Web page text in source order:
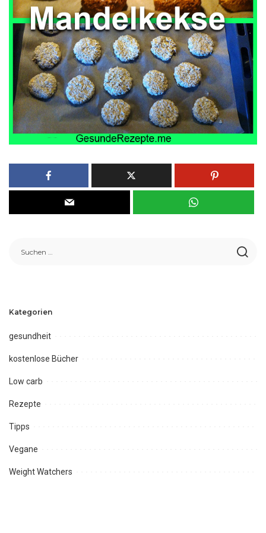
Kategorien
gesundheit
kostenlose Bücher
Low carb
Rezepte
Tipps
Vegane
Weight Watchers